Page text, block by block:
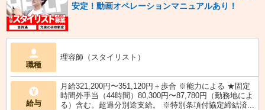
安定！動画オペレーションマニュアルあり！
職種
理容師（スタイリスト）
給与
月給321,200円〜351,120円＋歩合 ※能力による ★固定
時間外手当（44時間）80,300円〜87,780円（勤務地によ
る）含む。超過分別途支給。 ※特別条項付協定締結済...